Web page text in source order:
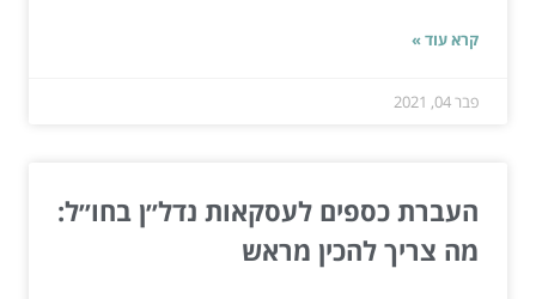
קרא עוד »
פבר 04, 2021
העברת כספים לעסקאות נדל״ן בחו״ל:
מה צריך להכין מראש